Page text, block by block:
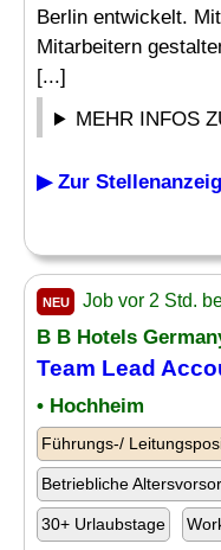
Berlin entwickelt.
Mitarbeitern
[...]
MEHR INFOS
▶ Zur
NEU Job vor 2 Std.
B B Hotels
Team Lead
• Hochheim
Führungs-/
Betriebliche
30+ Urlaubstage